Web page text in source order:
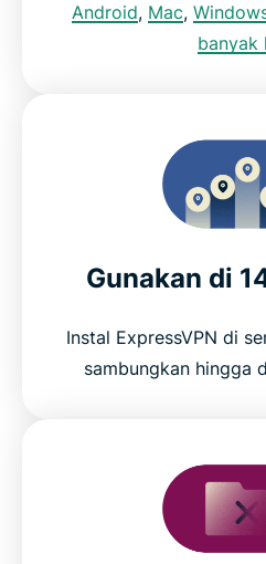
Android, Mac,
banyak
Gunakan di
Instal ExpressVPN di
sambungkan hingga